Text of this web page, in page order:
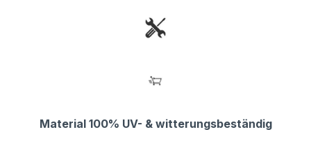
Material 100% UV- & witterungsbeständig